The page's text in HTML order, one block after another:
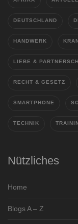
DEUTSCHLAND
HANDWERK
LIEBE &
RECHT & GESETZ
SMARTPHONE
TECHNIK
Nützliches
Home
Blogs A – Z